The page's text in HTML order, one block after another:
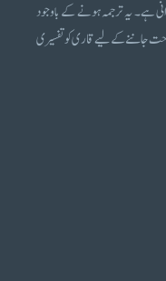
ہے۔ یہ ترجمہ ہونے کے باوجود
جاننے کے لیے قاری کو تفسیری